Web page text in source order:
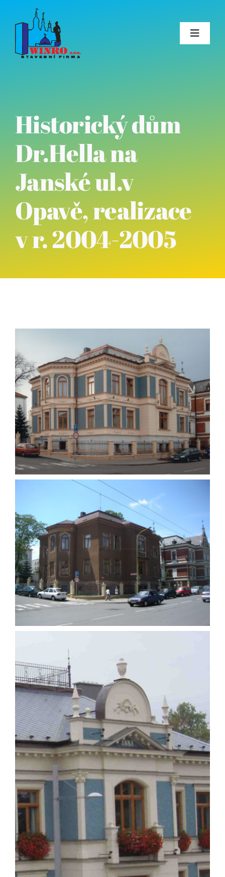
content
Toggle
O firmě
Technologie
Certifikáty
Kontakt
Historický dům
Dr.Hella na
Janské ul.v
Opavě, realizace
v r. 2004-2005